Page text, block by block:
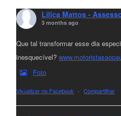
Lilica Mattos -
3 months ago
Que tal transformar esse dia
inesquecível?
Foto
Visualizar no Facebook · Compartilhar